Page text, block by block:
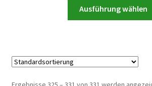
Ausführung wählen